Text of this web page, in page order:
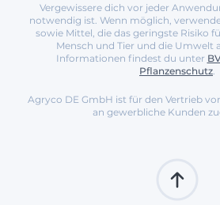
Vergewissere dich vor jeder
notwendig ist. Wenn möglich,
sowie Mittel, die das geringste Risiko
Mensch und Tier und die Umwelt
Informationen findest du unter
Pflanzenschutz
Agryco DE GmbH ist für den Vertrieb
an gewerbliche Kunden